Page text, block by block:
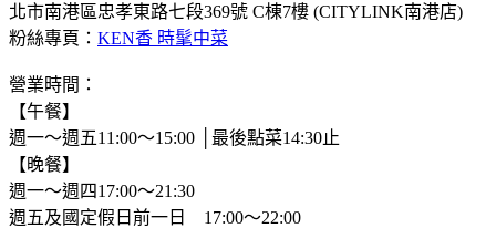
北市南港區忠孝東路七段369號 C棟7樓 (CITYLINK南港店)
粉絲專頁： KEN香 時髦中菜
營業時間：
【午餐】
週一～週五11:00～15:00 │最後點菜14:30止
【晚餐】
週一～週四17:00～21:30
週五及國定假日前一日 17:00～22:00